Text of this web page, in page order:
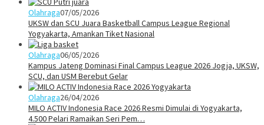
Olahraga07/05/2026
UKSW dan SCU Juara Basketball Campus League Regional
Yogyakarta, Amankan Tiket Nasional
Olahraga06/05/2026
Kampus Jateng Dominasi Final Campus League 2026 Jogja, UKSW,
SCU, dan USM Berebut Gelar
Olahraga26/04/2026
MILO ACTIV Indonesia Race 2026 Resmi Dimulai di Yogyakarta,
4.500 Pelari Ramaikan Seri Pem…